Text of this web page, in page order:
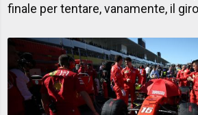
finale per tentare, vanamente, il